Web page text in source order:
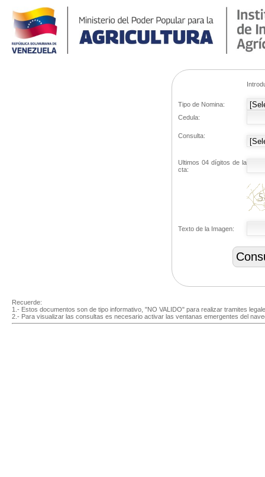
Tipo de Nomina:
Cedula:
Consulta:
Ultimos 04 dígitos de la
cta:
Texto de la Imagen:
Recuerde:
1.- Estos documentos son de tipo informativo, "NO VALIDO" para realizar tramites
2.- Para visualizar las consultas es necesario activar las ventanas emergentes del